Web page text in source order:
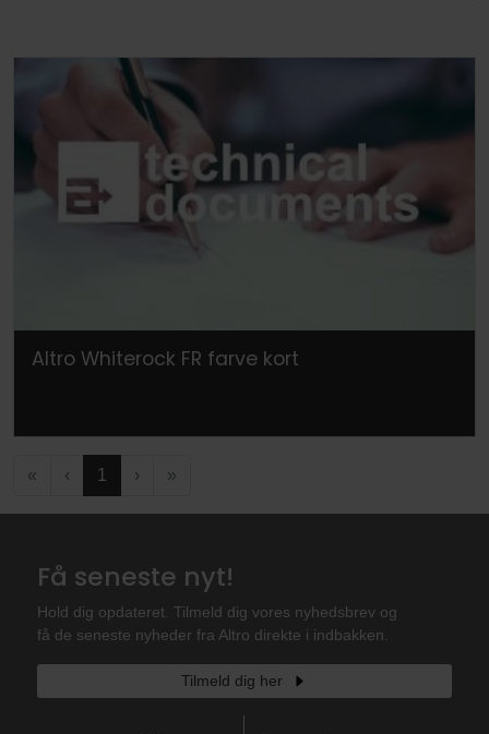
Altro Whiterock FR farve kort
« ‹ 1 › »
Få seneste nyt!
Hold dig opdateret. Tilmeld dig vores nyhedsbrev og
få de seneste nyheder fra Altro direkte i indbakken.
Tilmeld dig her